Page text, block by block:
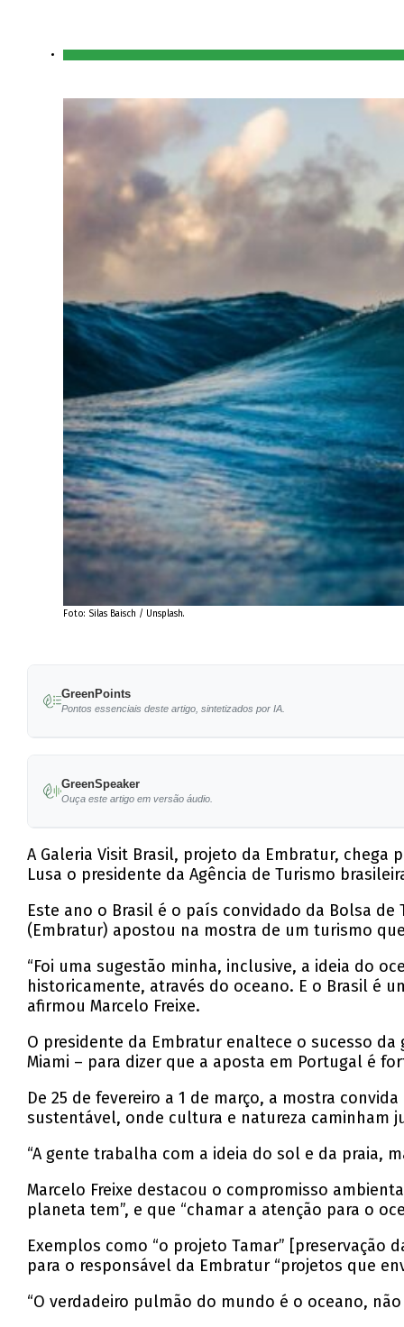
Foto: Silas Baisch / Unsplash.
GreenPoints
Pontos essenciais deste artigo, sintetizados por IA.
O projeto, da Embratur, destaca a
Marcelo Freixe, presidente da Embratur,
A entrada na galeria é livre e promete uma
GreenSpeaker
Ouça este artigo em versão áudio.
A Galeria Visit Brasil, projeto da Embratur,
Lusa o presidente da Agência de Turismo
Este ano o Brasil é o país convidado da Bolsa de
(Embratur) apostou na mostra de um turismo
“Foi uma sugestão minha, inclusive, a ideia do
historicamente, através do oceano. E o Brasil é
afirmou Marcelo Freixe.
O presidente da Embratur enaltece o sucesso
Miami – para dizer que a aposta em Portugal é
De 25 de fevereiro a 1 de março, a mostra
sustentável, onde cultura e natureza caminham
“A gente trabalha com a ideia do sol e da praia,
Marcelo Freixe destacou o compromisso
planeta tem”, e que “chamar a atenção para o
Exemplos como “o projeto Tamar” [preservação
para o responsável da Embratur “projetos que
“O verdadeiro pulmão do mundo é o oceano,